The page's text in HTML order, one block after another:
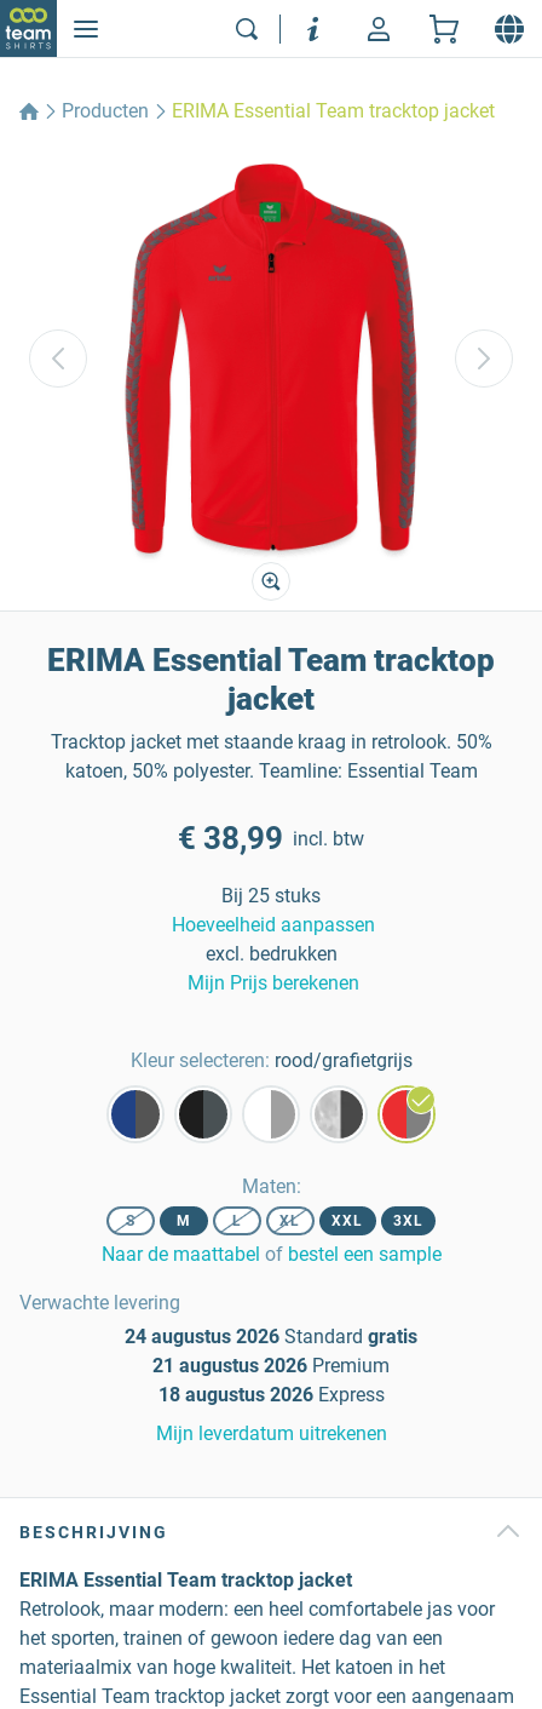
Producten ERIMA Essential Team tracktop jacket
ERIMA Essential Team tracktop
jacket
Tracktop jacket met staande kraag in retrolook. 50%
katoen, 50% polyester. Teamline: Essential Team
€ 38,99 incl. btw
Bij 25 stuks
Hoeveelheid aanpassen
excl. bedrukken
Mijn Prijs berekenen
Kleur selecteren: rood/grafietgrijs
Maten:
S M L XL XXL 3XL
Naar de maattabel of bestel een sample
Verwachte levering
24 augustus 2026 Standard gratis
21 augustus 2026 Premium
18 augustus 2026 Express
Mijn leverdatum uitrekenen
BESCHRIJVING
ERIMA Essential Team tracktop jacket
Retrolook, maar modern: een heel comfortabele jas voor
het sporten, trainen of gewoon iedere dag van een
materiaalmix van hoge kwaliteit. Het katoen in het
Essential Team tracktop jacket zorgt voor een aangenaam